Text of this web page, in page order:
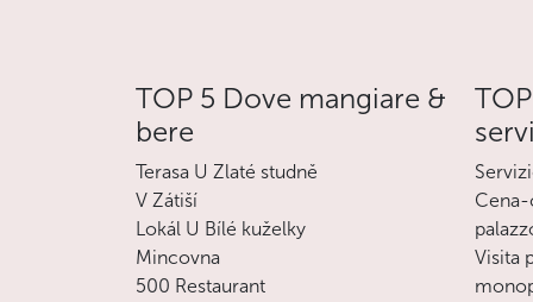
TOP 5 Dove mangiare &
bere
Terasa U Zlaté studně
V Zátiší
Lokál U Bílé kuželky
Mincovna
500 Restaurant
Visita